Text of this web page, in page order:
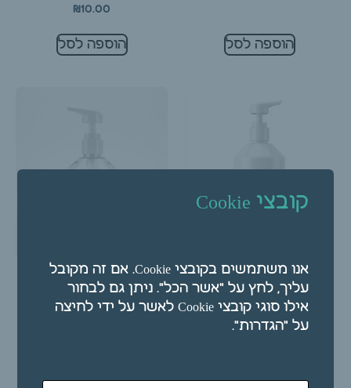
הוספה לסל
₪10.00
הוספה לסל
בקבוק פלסטי לבן עם
משאבה 350 מ"ל
₪7.00
בקבוק פלסטי שקוף עם
משאבה 350 מ"ל
קובצי Cookie
אנו משתמשים בקובצי Cookie. אם זה מקובל
עליך, לחץ על "אשר הכל". ניתן גם לבחור
אילו סוגי קובצי Cookie לאשר על ידי לחיצה
על "הגדרות".